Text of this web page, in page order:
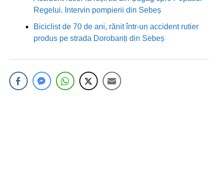
Regelui. Intervin pompierii din Sebeș
Biciclist de 70 de ani, rănit într-un accident rutier
produs pe strada Dorobanți din Sebeș